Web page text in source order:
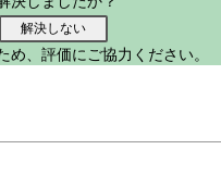
め、評価にご協力ください。